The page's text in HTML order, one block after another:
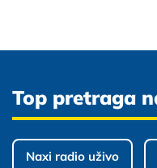
Top pretraga
Naxi radio uživo